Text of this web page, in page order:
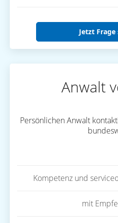
Jetzt
Anwalt
Persönlichen Anwalt
Kompetenz und
mit